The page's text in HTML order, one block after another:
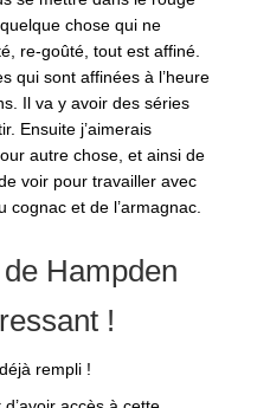
chose qui ne
re-goûté, tout est affiné.
qui sont affinées à l’heure
Il va y avoir des séries
Ensuite j’aimerais
autre chose, et ainsi de
voir pour travailler avec
et de l’armagnac.
Hampden
!
rempli !